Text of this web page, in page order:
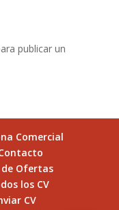
publicar un
Comercial
Ofertas
los CV
CV